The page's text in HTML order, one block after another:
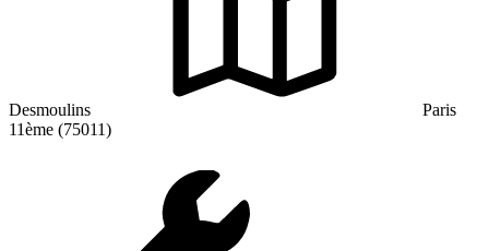
Desmoulins
Paris
11ème (75011)